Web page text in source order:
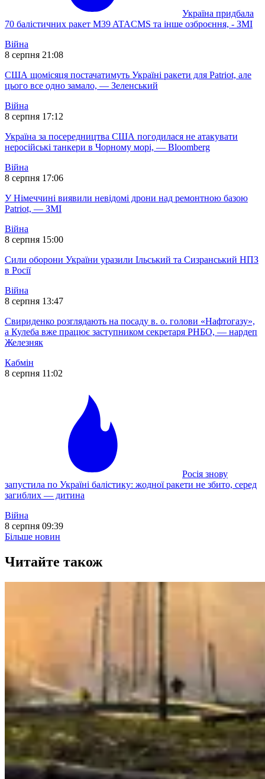
Україна придбала
70 балістичних ракет M39 ATACMS та інше озброєння, - ЗМІ
Війна
8 серпня 21:08
США щомісяця постачатимуть Україні ракети для Patriot, але
цього все одно замало, — Зеленський
Війна
8 серпня 17:12
Україна за посередництва США погодилася не атакувати
неросійські танкери в Чорному морі, — Bloomberg
Війна
8 серпня 17:06
У Німеччині виявили невідомі дрони над ремонтною базою
Patriot, — ЗМІ
Війна
8 серпня 15:00
Сили оборони України уразили Ільський та Сизранський НПЗ
в Росії
Війна
8 серпня 13:47
Свириденко розглядають на посаду в. о. голови «Нафтогазу»,
а Кулеба вже працює заступником секретаря РНБО, — нардеп
Железняк
Кабмін
8 серпня 11:02
Росія знову
запустила по Україні балістику: жодної ракети не збито, серед
загиблих — дитина
Війна
8 серпня 09:39
Більше новин
Читайте також